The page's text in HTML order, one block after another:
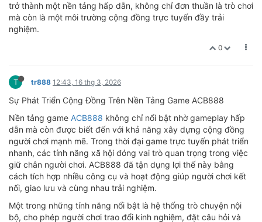
trở thành một nền tảng hấp dẫn, không chỉ đơn thuần là trò chơi
mà còn là một môi trường cộng đồng trực tuyến đầy trải
nghiệm.
0
T tr888 12:43, 16 thg 3, 2026
Sự Phát Triển Cộng Đồng Trên Nền Tảng Game ACB888
Nền tảng game ACB888 không chỉ nổi bật nhờ gameplay hấp
dẫn mà còn được biết đến với khả năng xây dựng cộng đồng
người chơi mạnh mẽ. Trong thời đại game trực tuyến phát triển
nhanh, các tính năng xã hội đóng vai trò quan trọng trong việc
giữ chân người chơi. ACB888 đã tận dụng lợi thế này bằng
cách tích hợp nhiều công cụ và hoạt động giúp người chơi kết
nối, giao lưu và cùng nhau trải nghiệm.
Một trong những tính năng nổi bật là hệ thống trò chuyện nội
bộ, cho phép người chơi trao đổi kinh nghiệm, đặt câu hỏi và